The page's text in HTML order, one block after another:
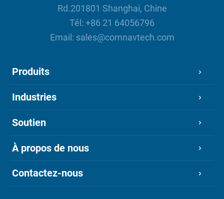
Rd.201801 Shanghai, Chine
Tél: +86 21 64056796
Email: sales@comnavtech.com
Produits
Industries
Soutien
À propos de nous
Contactez-nous